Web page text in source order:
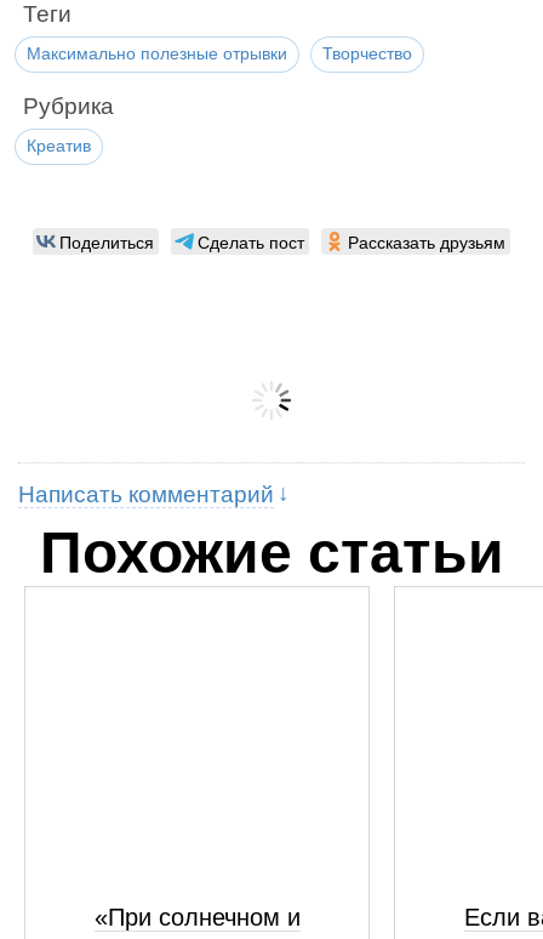
Теги
Максимально полезные отрывки Творчество
Рубрика
Креатив
Поделиться Сделать пост Рассказать друзьям
Написать комментарий
Похожие статьи
«При солнечном и
Если